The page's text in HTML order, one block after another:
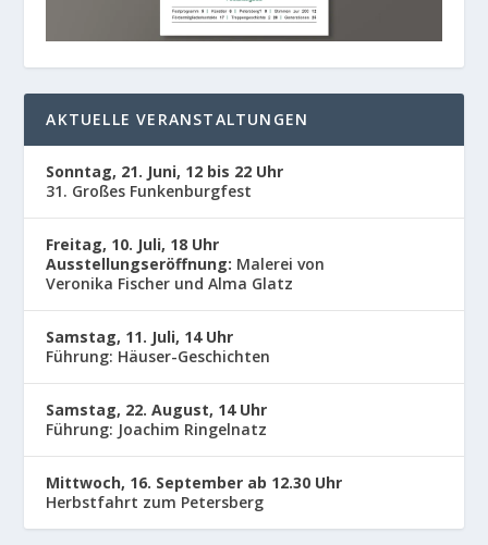
AKTUELLE VERANSTALTUNGEN
Sonntag, 21. Juni, 12 bis 22 Uhr
31. Großes Funkenburgfest
Freitag, 10. Juli, 18 Uhr
Ausstellungseröffnung: Malerei von
Veronika Fischer und Alma Glatz
Samstag, 11. Juli, 14 Uhr
Führung: Häuser-Geschichten
Samstag, 22. August, 14 Uhr
Führung: Joachim Ringelnatz
Mittwoch, 16. September ab 12.30 Uhr
Herbstfahrt zum Petersberg